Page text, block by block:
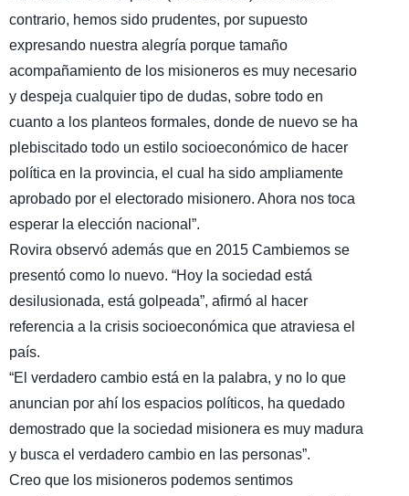
contrario, hemos sido prudentes, por supuesto
expresando nuestra alegría porque tamaño
acompañamiento de los misioneros es muy necesario
y despeja cualquier tipo de dudas, sobre todo en
cuanto a los planteos formales, donde de nuevo se ha
plebiscitado todo un estilo socioeconómico de hacer
política en la provincia, el cual ha sido ampliamente
aprobado por el electorado misionero. Ahora nos toca
esperar la elección nacional”.
Rovira observó además que en 2015 Cambiemos se
presentó como lo nuevo. “Hoy la sociedad está
desilusionada, está golpeada”, afirmó al hacer
referencia a la crisis socioeconómica que atraviesa el
país.
“El verdadero cambio está en la palabra, y no lo que
anuncian por ahí los espacios políticos, ha quedado
demostrado que la sociedad misionera es muy madura
y busca el verdadero cambio en las personas”.
Creo que los misioneros podemos sentimos